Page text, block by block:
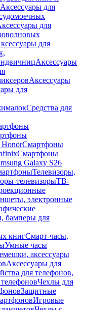
Аксессуары для
для
для
Аксессуары
Аксессуары
для
Средства для
Смартфоны
Смартфоны
Galaxy S26
Телевизоры,
телевизорыТВ-
электронные
бамперы для
книгСмарт-часы,
Умные часы
аксессуары
Аксессуары для
для телефонов,
Чехлы для
Защитные
Игровые